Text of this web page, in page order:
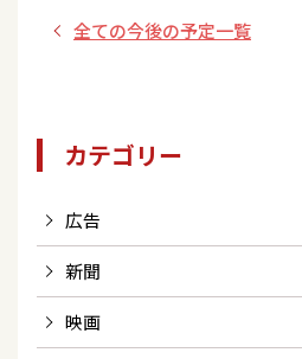
全ての今後の予定一覧
カテゴリー
広告
新聞
映画